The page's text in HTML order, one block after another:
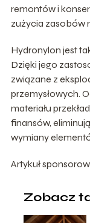
remontów i
zużycia zasobów
Hydronylon jest
Dzięki jego
związane z
przemysłowych.
materiału
finansów,
wymiany
Artykuł
Zobacz